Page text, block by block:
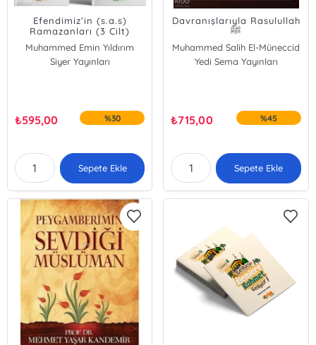
Efendimiz’in (s.a.s)
Ramazanları (3 Cilt)
Muhammed Emin Yıldırım
Siyer Yayınları
₺595,00 %30
Sepete Ekle
Davranışlarıyla Rasulullah
ﷺ
Muhammed Salih El-Müneccid
Yedi Sema Yayınları
₺715,00 %45
Sepete Ekle